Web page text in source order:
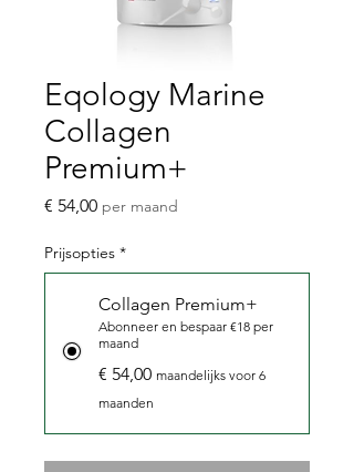
Eqology Marine
Collagen
Premium+
€ 54,00Prijs
per maand
Prijsopties *
Collagen Premium+
Abonneer en bespaar €18 per
maand
€ 54,00 maandelijks voor 6
maanden